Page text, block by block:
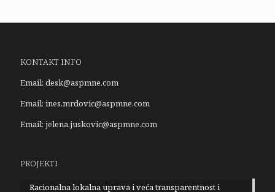
KONTAKT INFO
Email: desk@aspmne.com
Email: ines.mrdovic@aspmne.com
Email: jelena.juskovic@aspmne.com
PROJEKTI
Racionalna lokalna uprava i veća transparentnost i